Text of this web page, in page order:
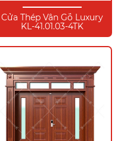
Cửa Thép Vân Gỗ Luxury
KL-41.01.03-4TK